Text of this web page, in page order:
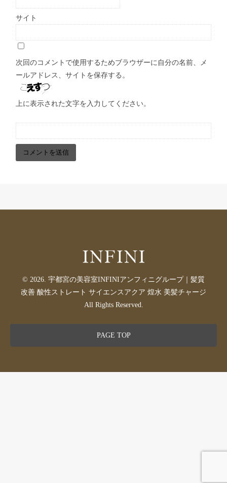
サイト
次回のコメントで使用するためブラウザーに自分の名前、メ
ールアドレス、サイトを保存する。
上に表示された文字を入力してください。
© 2026. 宇都宮の美容室INFINIアンフィニグループ｜髪質
改善 酸性ストレート サイエンスアクア 煌水 美髪チャージ
All Rights Reserved.
PAGE TOP